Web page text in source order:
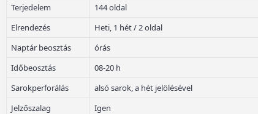
Terjedelem
144 oldal
Elrendezés
Heti, 1 hét / 2 oldal
Naptár beosztás
órás
Időbeosztás
08-20 h
Sarokperforálás
alsó sarok, a hét jelölésével
Jelzőszalag
Igen